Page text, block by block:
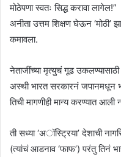
मोठेपणा स्वतः सिद्ध करावा लागेल!”
अनीता उत्तम शिक्षण घेऊन ‘मोठी’
कमावला.
नेताजींच्या मृत्युचं गूढ
अस्थी भारत सरकारनं जपानमधून
तिची मागणीही मान्य करण्यात आली
ती सध्या ‘अॉस्ट्रिया’ देशाची
(त्यांचं आडनाव ‘फाफ’) परंतु तिनं